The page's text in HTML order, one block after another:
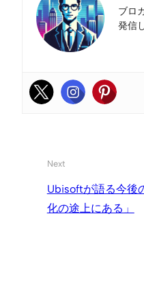
ブロ
発信
Next
Ubisoftが語る今後
化の途上にある」